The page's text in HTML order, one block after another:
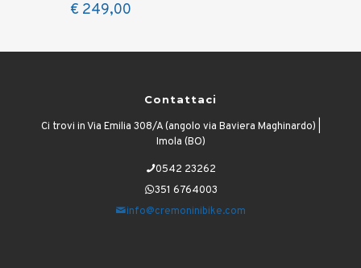
€ 249,00
Contattaci
Ci trovi in Via Emilia 308/A (angolo via Baviera Maghinardo) |
Imola (BO)
0542 23262
351 6764003
info@cremoninibike.com